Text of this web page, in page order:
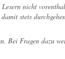
nicht
stets
Bei Fragen dazu